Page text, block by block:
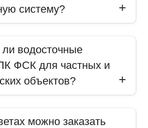
систему?
водосточные
ФСК для частных и
объектов?
можно заказать